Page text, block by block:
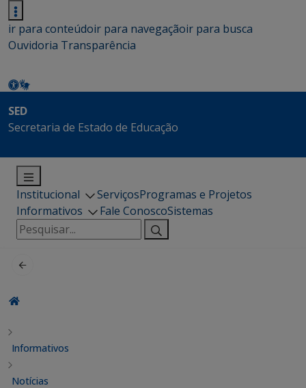
ir para conteúdoir para navegaçãoir para busca
Ouvidoria Transparência
SED
Secretaria de Estado de Educação
Institucional ServiçosProgramas e Projetos
Informativos
Fale ConoscoSistemas
Pesquisar
por:
Informativos
Notícias